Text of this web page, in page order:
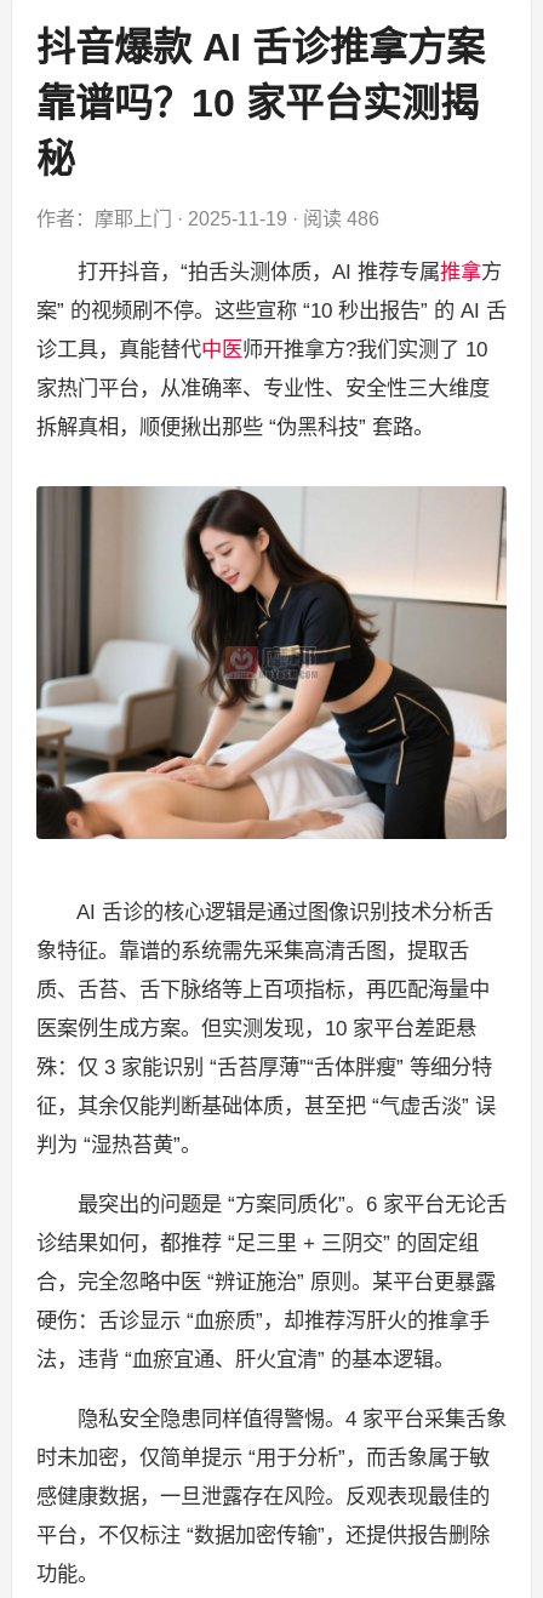
抖音爆款 AI 舌诊推拿方案
靠谱吗？10 家平台实测揭
秘
作者：摩耶上门 · 2025-11-19 · 阅读 486
打开抖音，“拍舌头测体质，AI 推荐专属推拿方
案” 的视频刷不停。这些宣称 “10 秒出报告” 的 AI 舌
诊工具，真能替代中医师开推拿方?我们实测了 10
家热门平台，从准确率、专业性、安全性三大维度
拆解真相，顺便揪出那些 “伪黑科技” 套路。
AI 舌诊的核心逻辑是通过图像识别技术分析舌
象特征。靠谱的系统需先采集高清舌图，提取舌
质、舌苔、舌下脉络等上百项指标，再匹配海量中
医案例生成方案。但实测发现，10 家平台差距悬
殊：仅 3 家能识别 “舌苔厚薄”“舌体胖瘦” 等细分特
征，其余仅能判断基础体质，甚至把 “气虚舌淡” 误
判为 “湿热苔黄”。
最突出的问题是 “方案同质化”。6 家平台无论舌
诊结果如何，都推荐 “足三里 + 三阴交” 的固定组
合，完全忽略中医 “辨证施治” 原则。某平台更暴露
硬伤：舌诊显示 “血瘀质”，却推荐泻肝火的推拿手
法，违背 “血瘀宜通、肝火宜清” 的基本逻辑。
隐私安全隐患同样值得警惕。4 家平台采集舌象
时未加密，仅简单提示 “用于分析”，而舌象属于敏
感健康数据，一旦泄露存在风险。反观表现最佳的
平台，不仅标注 “数据加密传输”，还提供报告删除
功能。